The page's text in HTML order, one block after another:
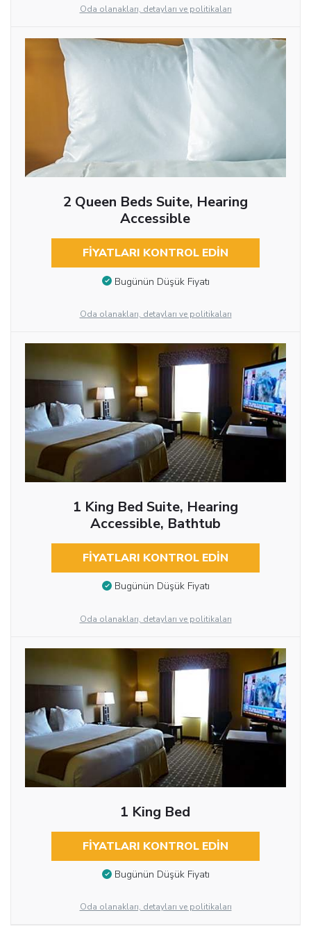
Oda olanakları, detayları ve politikaları
2 Queen Beds Suite, Hearing
Accessible
FIYATLARI KONTROL EDIN
Bugünün Düşük Fiyatı
Oda olanakları, detayları ve politikaları
1 King Bed Suite, Hearing
Accessible, Bathtub
FIYATLARI KONTROL EDIN
Bugünün Düşük Fiyatı
Oda olanakları, detayları ve politikaları
1 King Bed
FIYATLARI KONTROL EDIN
Bugünün Düşük Fiyatı
Oda olanakları, detayları ve politikaları